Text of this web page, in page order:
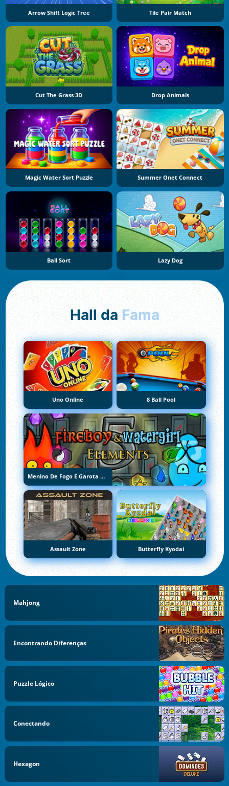
Arrow Shift Logic Tree Tile Pair Match
Cut The Grass 3D Drop Animals
Magic Water Sort Puzzle Summer Onet Connect
Ball Sort Lazy Dog
Hall da Fama
Uno Online 8 Ball Pool
Menino De Fogo E Garota De Água 5: Elementos
Assault Zone Butterfly Kyodai
Mahjong
Encontrando Diferenças
Puzzle Lógico
Conectando
Hexagon